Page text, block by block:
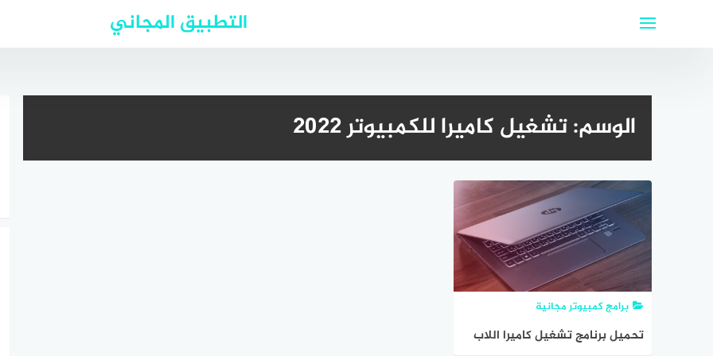
التطبيق المجاني
الوسم:تشغيل كاميرا للكمبيوتر 2022
برامج كمبيوتر مجانية
تحميل برنامج تشغيل كاميرا اللاب